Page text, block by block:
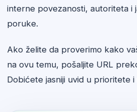
interne povezanosti, autoriteta i
poruke.
Ako želite da proverimo kako
na ovu temu, pošaljite URL
Dobićete jasniji uvid u prioritete